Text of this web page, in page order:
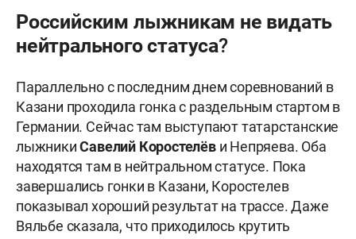
Российским лыжникам не видать
нейтрального статуса?
Параллельно с последним днем соревнований в
Казани проходила гонка с раздельным стартом в
Германии. Сейчас там выступают татарстанские
лыжникиСавелий Коростелёви Непряева. Оба
находятся там в нейтральном статусе. Пока
завершались гонки в Казани, Коростелев
показывал хороший результат на трассе. Даже
Вяльбе сказала, что приходилось крутить